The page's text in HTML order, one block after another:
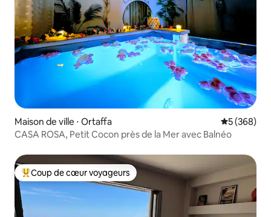
Maison de ville ⋅ Ortaffa Évaluation
5 (368)
CASA ROSA, Petit Cocon près de la Mer avec Balnéo
Coups de cœur voyageurs les plus appréciés
Coup de cœur voyageurs